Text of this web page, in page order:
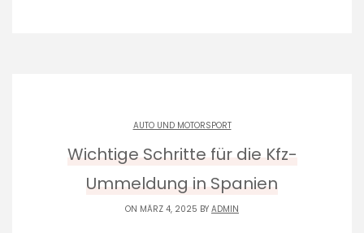
AUTO UND MOTORSPORT
Wichtige Schritte für die Kfz-
Ummeldung in Spanien
ON MÄRZ 4, 2025 BY ADMIN